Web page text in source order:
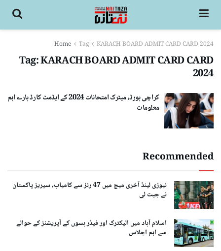
Home Tag KARACH BOARD ADMIT CARD CARD 2024
Tag:KARACH BOARD ADMIT CARD CARD
2024
کراچی بورڈ، میٹرک امتحانات 2024 کے ایڈمٹ کارڈ بارے اہم
معلومات
Recommended
نیوزی لینڈ آخری میچ میں 47 رنز سے کامیاب، سیریز پاکستان
نے جیت لی
اسلام آباد میں الیکٹرک اور فیڈر بسوں کے آپریشنز کے حوالے
سے اہم اجلاس